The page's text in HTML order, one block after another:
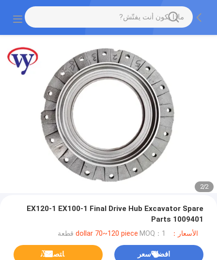
2
/
2
EX120-1 EX100-1 Final Drive Hub Excavator Spare
Parts 1009401
الأسعار：dollar 70~120 piece MOQ：1 قطعة
افضل سعر ﺎﺘﺼﻟ ﺍﻶﻧ